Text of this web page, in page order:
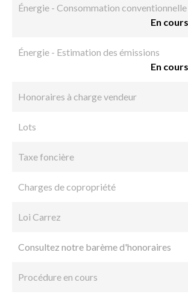
Énergie - Consommation conventionnelle
En
Énergie - Estimation des émissions
En
Honoraires à charge vendeur
Lots
Taxe foncière
Charges de copropriété
Loi Carrez
Consultez notre barème d'honoraires
Procédure en cours